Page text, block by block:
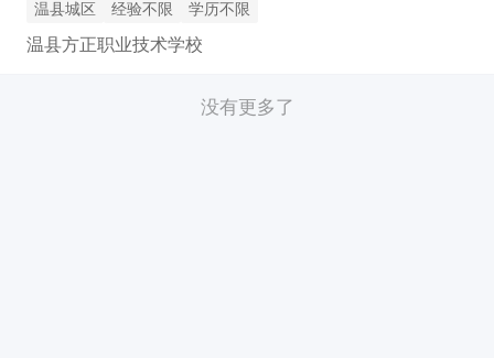
温县城区 经验不限 学历不限
温县方正职业技术学校
没有更多了